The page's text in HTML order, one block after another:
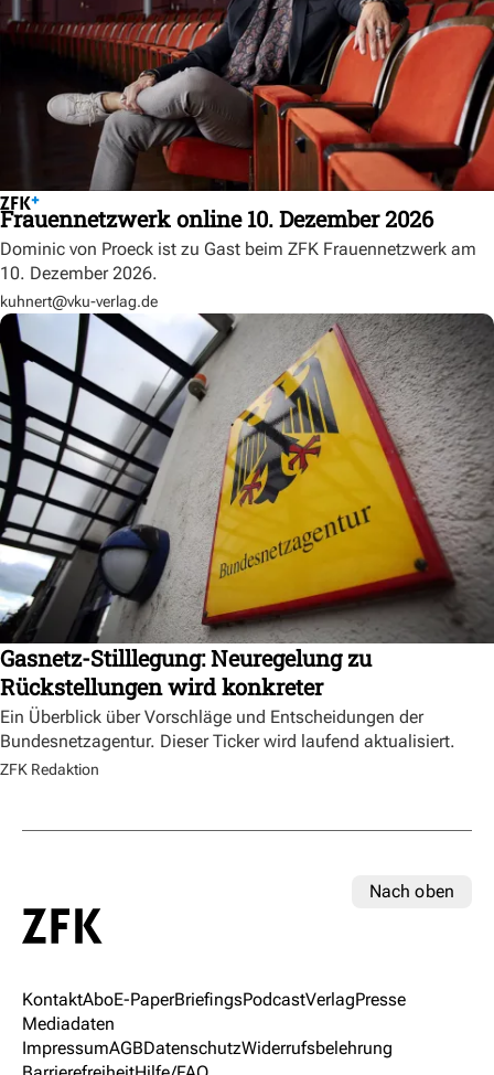
Frauennetzwerk online 10. Dezember 2026
Dominic von Proeck ist zu Gast beim ZFK Frauennetzwerk am
10. Dezember 2026.
kuhnert@vku-verlag.de
Gasnetz-Stilllegung: Neuregelung zu
Rückstellungen wird konkreter
Ein Überblick über Vorschläge und Entscheidungen der
Bundesnetzagentur. Dieser Ticker wird laufend aktualisiert.
ZFK Redaktion
Nach oben
KontaktAboE-PaperBriefingsPodcastVerlagPresse
Mediadaten
ImpressumAGBDatenschutzWiderrufsbelehrung